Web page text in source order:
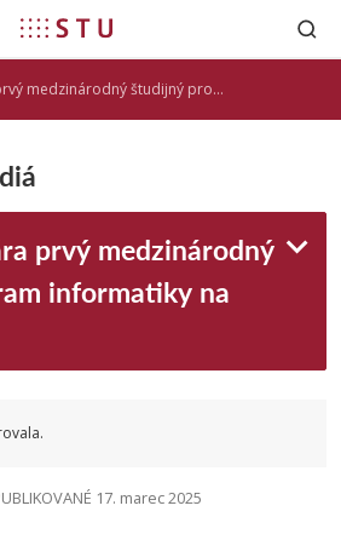
študijný program informatiky na Slovensku
prvý medzinárodný
informatiky na
17. marec 2025